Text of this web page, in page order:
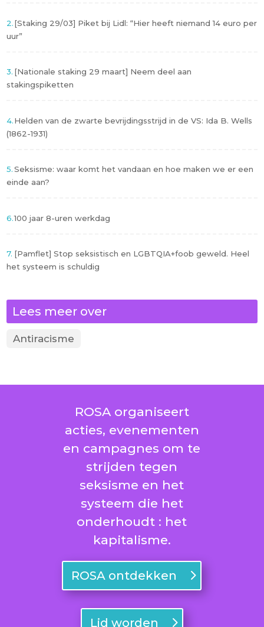
[Staking 29/03] Piket bij Lidl: “Hier heeft niemand 14 euro per
uur”
[Nationale staking 29 maart] Neem deel aan
stakingspiketten
Helden van de zwarte bevrijdingsstrijd in de VS: Ida B. Wells
(1862-1931)
Seksisme: waar komt het vandaan en hoe maken we er een
einde aan?
100 jaar 8-uren werkdag
[Pamflet] Stop seksistisch en LGBTQIA+foob geweld. Heel
het systeem is schuldig
Lees meer over
Antiracisme
ROSA organiseert
acties, evenementen
en campagnes om te
strijden tegen
seksisme en het
systeem die het
onderhoudt : het
kapitalisme.
ROSA ontdekken
Lid worden